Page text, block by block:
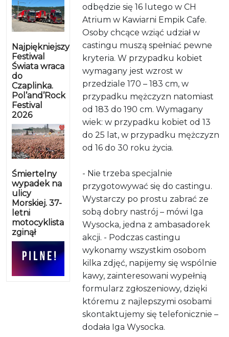
Najpiękniejszy
Festiwal
Świata wraca
do
Czaplinka.
Pol’and’Rock
Festival
2026
Śmiertelny
wypadek na
ulicy
Morskiej. 37-
letni
motocyklista
zginął
odbędzie się 16 lutego w CH
Atrium w Kawiarni Empik Cafe.
Osoby chcące wziąć udział w
castingu muszą spełniać pewne
kryteria. W przypadku kobiet
wymagany jest wzrost w
przedziale 170 – 183 cm, w
przypadku mężczyzn natomiast
od 183 do 190 cm. Wymagany
wiek: w przypadku kobiet od 13
do 25 lat, w przypadku mężczyzn
od 16 do 30 roku życia.
- Nie trzeba specjalnie
przygotowywać się do castingu.
Wystarczy po prostu zabrać ze
sobą dobry nastrój – mówi Iga
Wysocka, jedna z ambasadorek
akcji. - Podczas castingu
wykonamy wszystkim osobom
kilka zdjęć, napijemy się wspólnie
kawy, zainteresowani wypełnią
formularz zgłoszeniowy, dzięki
któremu z najlepszymi osobami
skontaktujemy się telefonicznie –
dodała Iga Wysocka.